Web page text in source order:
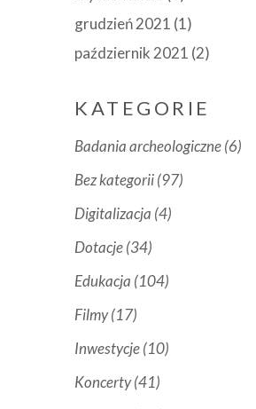
grudzień 2021 (1)
październik 2021 (2)
KATEGORIE
Badania archeologiczne(6)
Bez kategorii(97)
Digitalizacja (4)
Dotacje(34)
Edukacja (104)
Filmy(17)
Inwestycje(10)
Koncerty(41)